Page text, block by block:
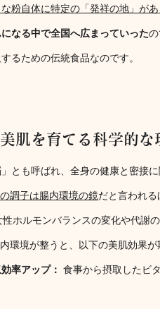
な粉自体に特定の「発祥の地」が
なる中で全国へ広まっていった
るための伝統食品なのです。
肌を育てる科学的な
とも呼ばれ、全身の健康と密接に
調子は腸内環境の鏡だと言われる
ホルモンバランスの変化や代謝
環境が整うと、以下の美肌効果が
率アップ： 食事から摂取したビ